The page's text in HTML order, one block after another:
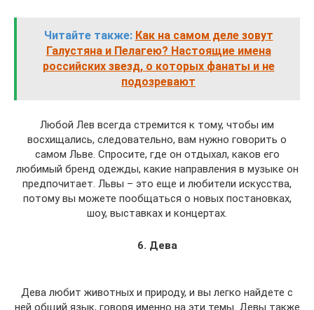
Читайте также: Как на самом деле зовут
Галустяна и Пелагею? Настоящие имена
российских звезд, о которых фанаты и не
подозревают
Любой Лев всегда стремится к тому, чтобы им
восхищались, следовательно, вам нужно говорить о
самом Льве. Спросите, где он отдыхал, каков его
любимый бренд одежды, какие направления в музыке он
предпочитает. Львы – это еще и любители искусства,
потому вы можете пообщаться о новых постановках,
шоу, выставках и концертах.
6. Дева
Дева любит животных и природу, и вы легко найдете с
ней общий язык, говоря именно на эти темы. Девы также